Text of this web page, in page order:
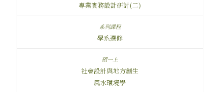
專業實務設計研討(二)
學系選修
社會設計與地方創生
風水環境學